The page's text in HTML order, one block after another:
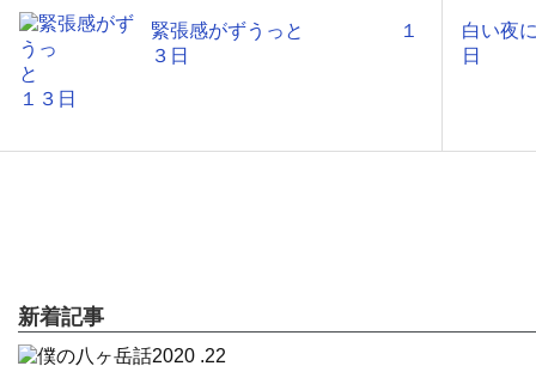
緊張感がずうっと １
３日
白
日
新着記事